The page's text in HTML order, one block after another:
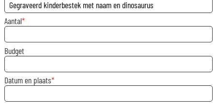
Aantal
Budget
Datum en plaats